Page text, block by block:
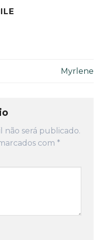
Myrlene
não será publicado.
com *